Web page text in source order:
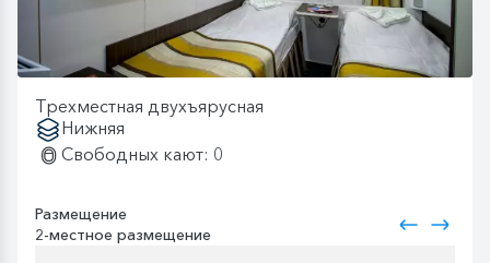
Трехместная двухъярусная
Нижняя
Свободных кают: 0
Размещение
2-местное размещение